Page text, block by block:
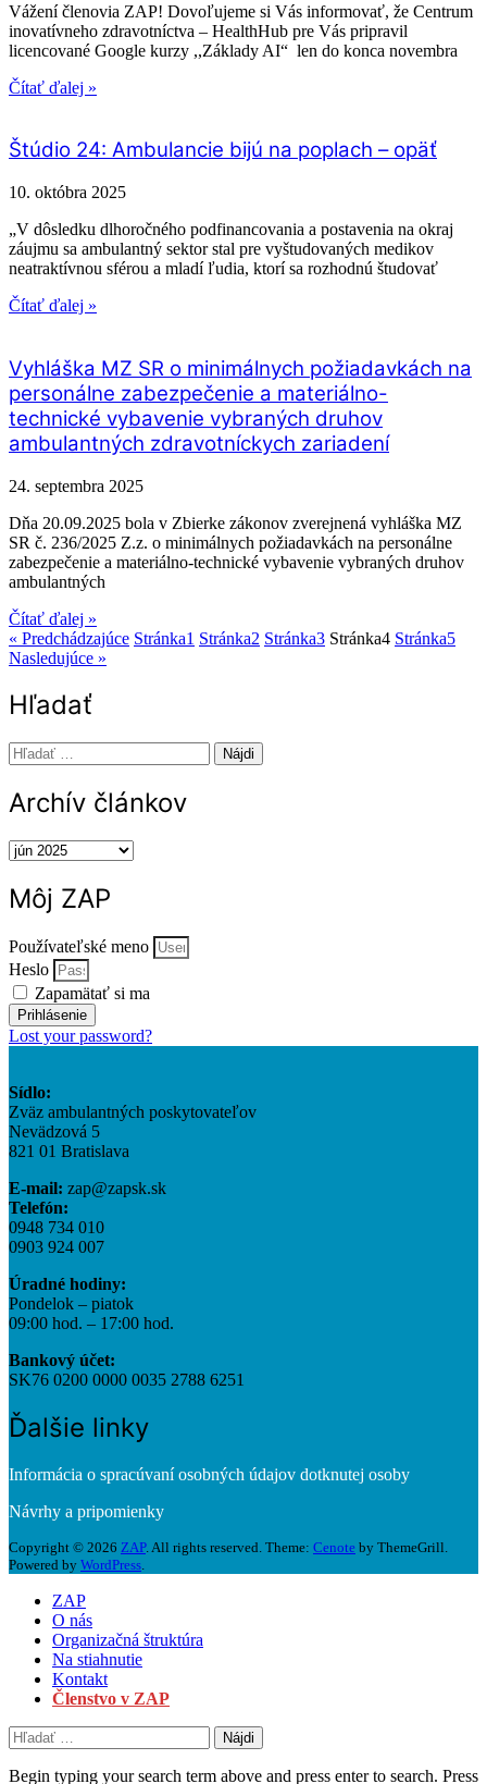
Vážení členovia ZAP! Dovoľujeme si Vás informovať, že Centrum
inovatívneho zdravotníctva – HealthHub pre Vás pripravil
licencované Google kurzy ,,Základy AI“ len do konca novembra
Čítať ďalej »
Štúdio 24: Ambulancie bijú na poplach – opäť
10. októbra 2025
„V dôsledku dlhoročného podfinancovania a postavenia na okraj
záujmu sa ambulantný sektor stal pre vyštudovaných medikov
neatraktívnou sférou a mladí ľudia, ktorí sa rozhodnú študovať
Čítať ďalej »
Vyhláška MZ SR o minimálnych požiadavkách na
personálne zabezpečenie a materiálno-
technické vybavenie vybraných druhov
ambulantných zdravotníckych zariadení
24. septembra 2025
Dňa 20.09.2025 bola v Zbierke zákonov zverejnená vyhláška MZ
SR č. 236/2025 Z.z. o minimálnych požiadavkách na personálne
zabezpečenie a materiálno-technické vybavenie vybraných druhov
ambulantných
Čítať ďalej »
« Predchádzajúce Stránka1 Stránka2 Stránka3 Stránka4 Stránka5
Nasledujúce »
Hľadať
Hľadať:
Archív článkov
Archív
Môj ZAP
Používateľské meno
Heslo
Zapamätať si ma
Prihlásenie
Lost your password?
Sídlo:
Zväz ambulantných poskytovateľov
Nevädzová 5
821 01 Bratislava
E-mail: zap@zapsk.sk
Telefón:
0948 734 010
0903 924 007
Úradné hodiny:
Pondelok – piatok
09:00 hod. – 17:00 hod.
Bankový účet:
SK76 0200 0000 0035 2788 6251
Ďalšie linky
Informácia o spracúvaní osobných údajov dotknutej osoby
Návrhy a pripomienky
Copyright © 2026 ZAP. All rights reserved. Theme: Cenote by ThemeGrill.
Powered by WordPress
ZAP
O nás
Organizačná štruktúra
Na stiahnutie
Kontakt
Členstvo v ZAP
Hľadať:
Begin typing your search term above and press enter to search. Press